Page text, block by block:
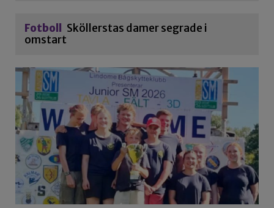
Fotboll
Sköllerstas damer segrade i
omstart